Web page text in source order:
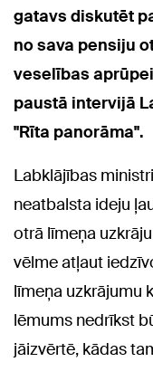
gatavs diskutēt
no sava pensiju
veselības
paustā intervijā
"Rīta panorāma".
Labklājības
neatbalsta ideju
otrā līmeņa
vēlme atļaut
līmeņa uzkrājumu
lēmums nedrīkst
jāizvērtē, kādas